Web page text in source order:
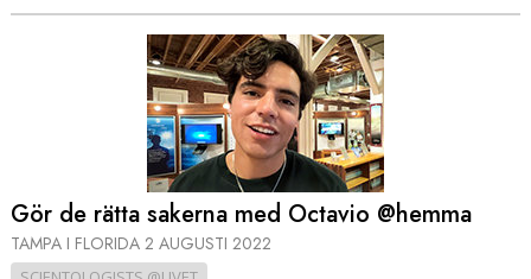
Gör de rätta sakerna med Octavio @hemma
TAMPA I FLORIDA 2 AUGUSTI 2022